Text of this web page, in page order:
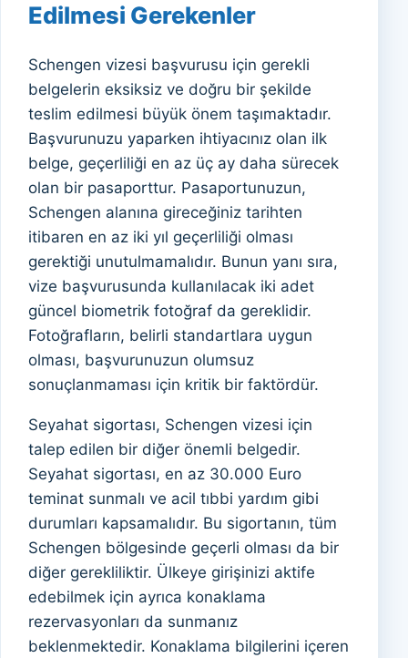
Edilmesi Gerekenler
Schengen vizesi başvurusu için gerekli
belgelerin eksiksiz ve doğru bir şekilde
teslim edilmesi büyük önem taşımaktadır.
Başvurunuzu yaparken ihtiyacınız olan ilk
belge, geçerliliği en az üç ay daha sürecek
olan bir pasaporttur. Pasaportunuzun,
Schengen alanına gireceğiniz tarihten
itibaren en az iki yıl geçerliliği olması
gerektiği unutulmamalıdır. Bunun yanı sıra,
vize başvurusunda kullanılacak iki adet
güncel biometrik fotoğraf da gereklidir.
Fotoğrafların, belirli standartlara uygun
olması, başvurunuzun olumsuz
sonuçlanmaması için kritik bir faktördür.
Seyahat sigortası, Schengen vizesi için
talep edilen bir diğer önemli belgedir.
Seyahat sigortası, en az 30.000 Euro
teminat sunmalı ve acil tıbbi yardım gibi
durumları kapsamalıdır. Bu sigortanın, tüm
Schengen bölgesinde geçerli olması da bir
diğer gerekliliktir. Ülkeye girişinizi aktife
edebilmek için ayrıca konaklama
rezervasyonları da sunmanız
beklenmektedir. Konaklama bilgilerini içeren